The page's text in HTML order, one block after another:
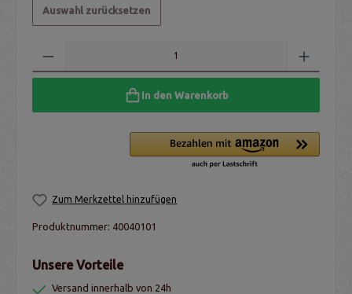
Auswahl zurücksetzen
In den Warenkorb
Zum Merkzettel hinzufügen
Produktnummer: 40040101
Unsere Vorteile
Versand innerhalb von 24h